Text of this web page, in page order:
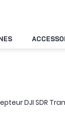
Livraison
DJI SDR